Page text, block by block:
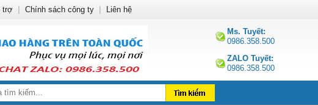
Ms. Tuyết:
0986.358.500
ZALO Tuyết:
0986.358.500
trợ Chính sách công ty Liên hệ